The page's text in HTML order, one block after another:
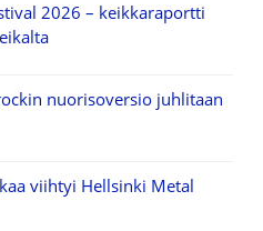
2026 – keikkaraportti
nuorisoversio juhlitaan
viihtyi Hellsinki Metal